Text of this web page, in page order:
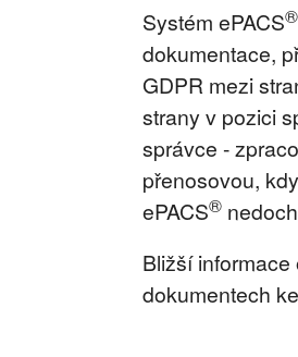
Systém ePACS®
dokumentace,
GDPR mezi
strany v pozici
správce -
přenosovou,
ePACS®
Bližší
dokumentech